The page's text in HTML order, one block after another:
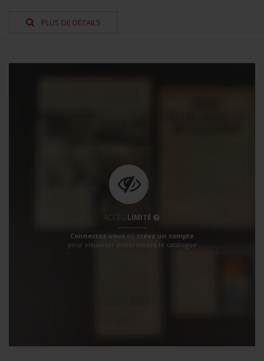
PLUS DE DÉTAILS
ACCÈS LIMITÉ
Connectez-vous ou créez un compte
pour visualiser entièrement le catalogue